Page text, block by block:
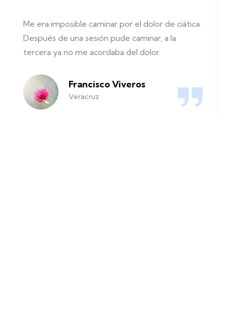
Me era imposible caminar por el dolor de ciática.
Después de una sesión pude caminar, a la
tercera ya no me acordaba del dolor.
Francisco Viveros
Veracruz